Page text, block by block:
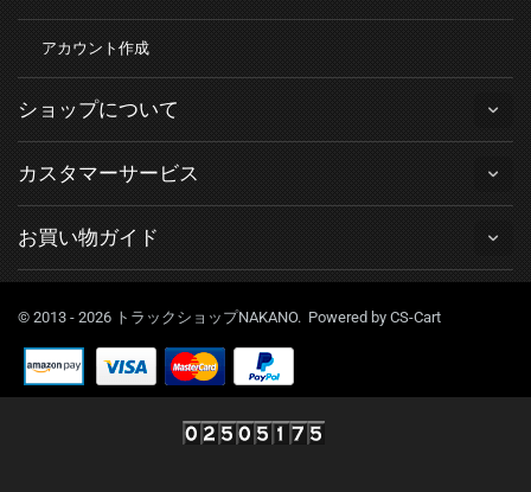
アカウント作成
ショップについて
カスタマーサービス
お買い物ガイド
© 2013 - 2026 トラックショップNAKANO. Powered by CS-Cart